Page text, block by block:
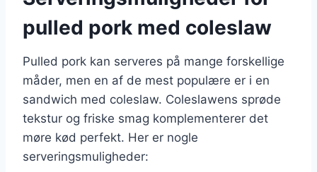
pulled pork med coleslaw
Pulled pork kan serveres på mange forskellige
måder, men en af de mest populære er i en
sandwich med coleslaw. Coleslawens sprøde
tekstur og friske smag komplementerer det
møre kød perfekt. Her er nogle
serveringsmuligheder: